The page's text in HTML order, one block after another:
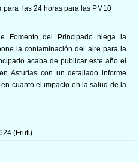
para las 24 horas para las PM10
Fomento del Principado niega la
la contaminación del aire para la
acaba de publicar este año el
Asturias con un detallado informe
cuanto el impacto en la salud de la
(Fruti)